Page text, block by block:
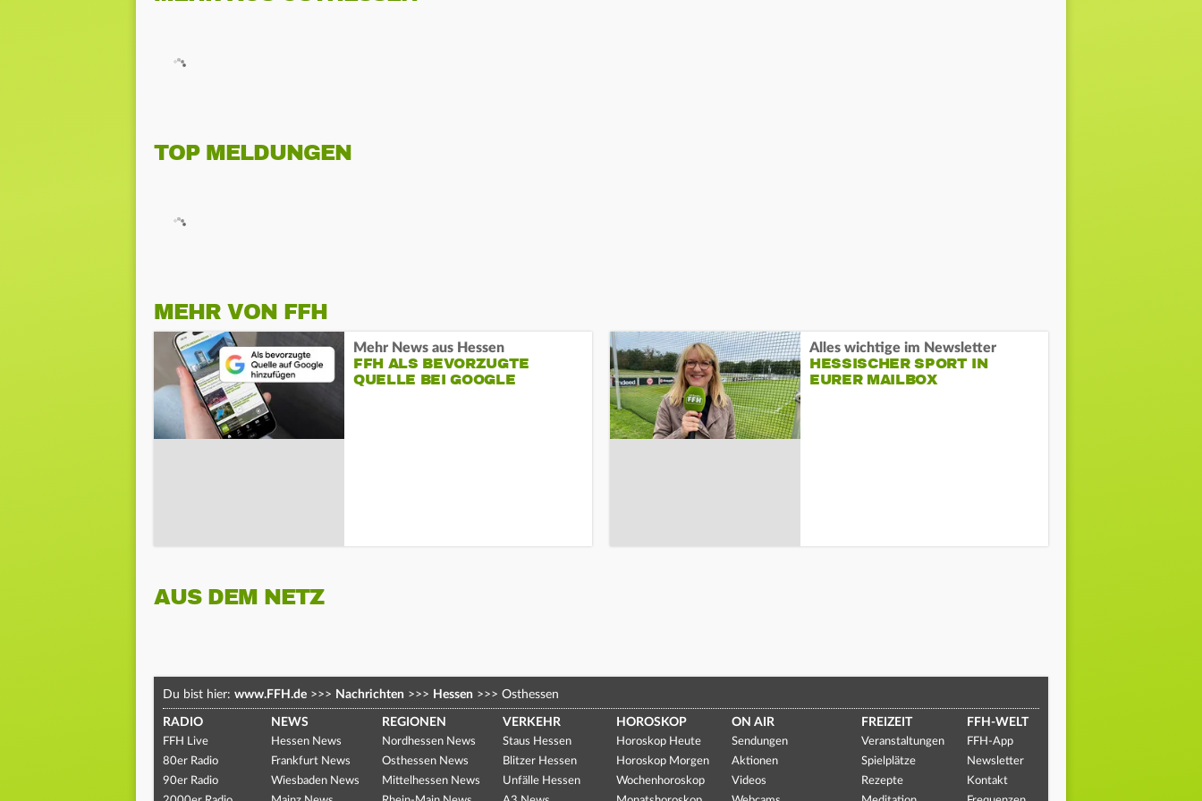
TOP MELDUNGEN
MEHR VON FFH
Mehr News aus Hessen
FFH ALS BEVORZUGTE
QUELLE BEI GOOGLE
Alles wichtige im Newsletter
HESSISCHER SPORT IN
EURER MAILBOX
AUS DEM NETZ
Du bist hier: www.FFH.de >>> Nachrichten >>> Hessen >>> Osthessen
RADIO
FFH Live
80er Radio
90er Radio
NEWS
Hessen News
Frankfurt News
Wiesbaden News
REGIONEN
Nordhessen News
Osthessen News
Mittelhessen News
VERKEHR
Staus Hessen
Blitzer Hessen
Unfälle Hessen
HOROSKOP
Horoskop Heute
Horoskop Morgen
Wochenhoroskop
ON AIR
Sendungen
Aktionen
Videos
FREIZEIT
Veranstaltungen
Spielplätze
Rezepte
FFH-WELT
FFH-App
Newsletter
Kontakt